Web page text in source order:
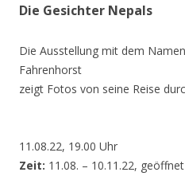
Die Gesichter Nepals
Die Ausstellung mit dem
Fahrenhorst
zeigt Fotos von seine Reise
11.08.22, 19.00 Uhr
Zeit: 11.08. – 10.11.22,